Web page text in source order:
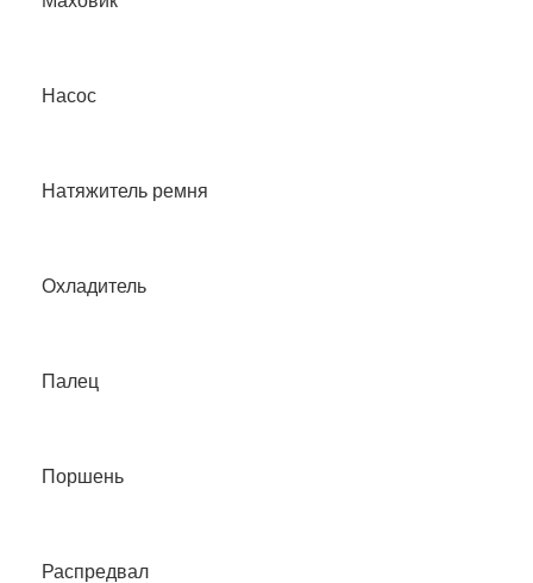
Насос
Натяжитель ремня
Охладитель
Палец
Поршень
Распредвал